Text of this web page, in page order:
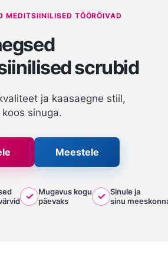
MEDITSIINILISED TÖÖRÕIVAD
scrubid
ja kaasaegne stiil,
sinuga.
Meestele
✓ Mugavus kogu
päevaks
✓ Sinule ja
sinu